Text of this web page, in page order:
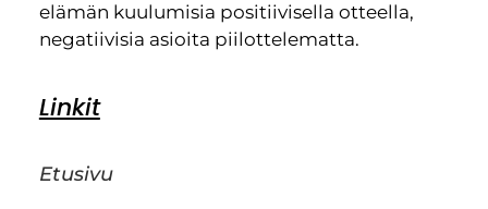
elämän kuulumisia positiivisella otteella,
negatiivisia asioita piilottelematta.
Linkit
Etusivu